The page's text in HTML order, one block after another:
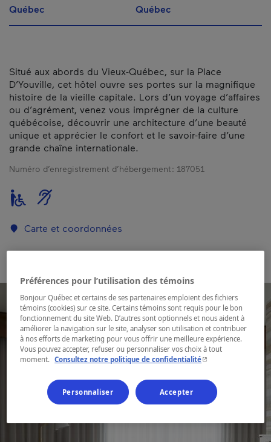
Québec Québec
Situé aux abords du Vieux-Québec, sur la Place
D’Youville, cet hôtel ouvre ses portes sur la magnifique
histoire de la vieille capitale. Lors d’un voyage d’affaires
ou d’agrément, venez vous imprégner de la culture
québécoise, découvrir une architecture d’une beauté
unique et apprécier le confort et le savoir-faire d’une
grande chaîne internationale.
Numéro d’enregistrement d’hébergement : 187051
Carte et coordonnées
Préférences pour l’utilisation des témoins
Bonjour Québec et certains de ses partenaires emploient des fichiers
témoins (cookies) sur ce site. Certains témoins sont requis pour le bon
fonctionnement du site Web. D’autres sont optionnels et nous aident à
améliorer la navigation sur le site, analyser son utilisation et contribuer
à nos efforts de marketing pour vous offrir une meilleure expérience.
Vous pouvez accepter, refuser ou personnaliser vos choix à tout
moment. Consultez notre politique de confidentialité- Cet hyperlien
Personnaliser Accepter